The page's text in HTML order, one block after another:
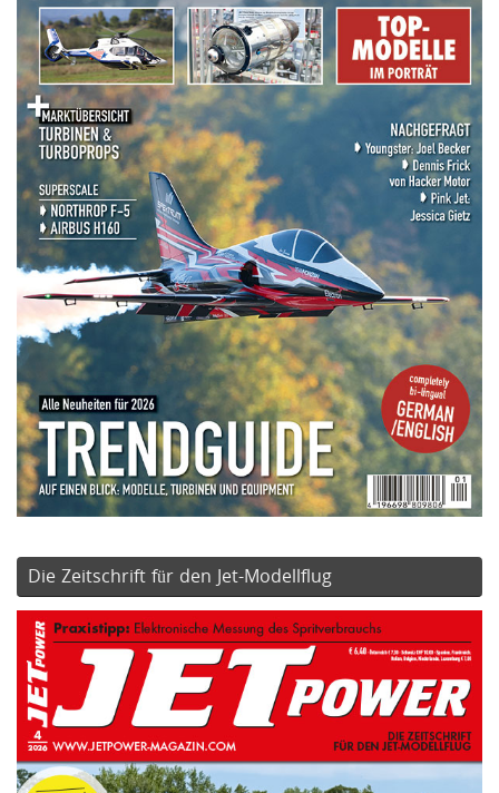
Die Zeitschrift für den Jet-Modellflug